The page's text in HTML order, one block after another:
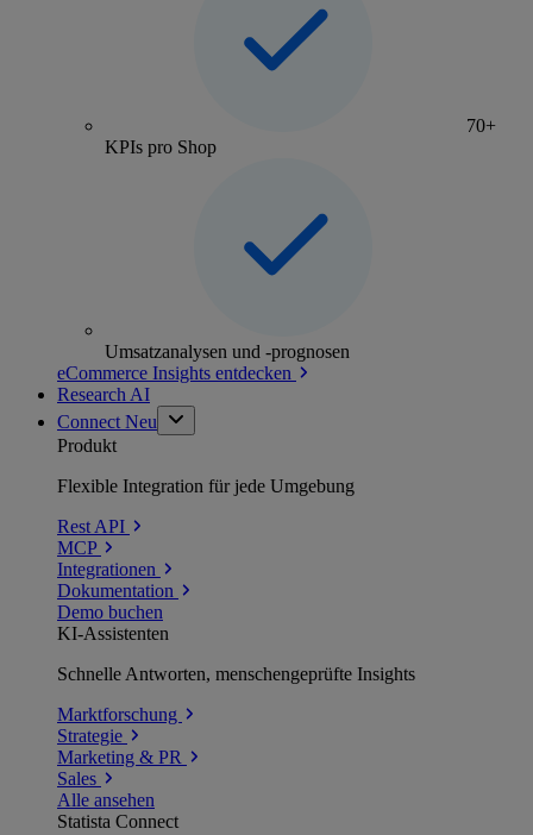
70+
KPIs pro Shop
Umsatzanalysen und -prognosen
eCommerce Insights entdecken
Research AI
Connect Neu
Produkt
Flexible Integration für jede Umgebung
Rest API
MCP
Integrationen
Dokumentation
Demo buchen
KI-Assistenten
Schnelle Antworten, menschengeprüfte Insights
Marktforschung
Strategie
Marketing & PR
Sales
Alle ansehen
Statista Connect